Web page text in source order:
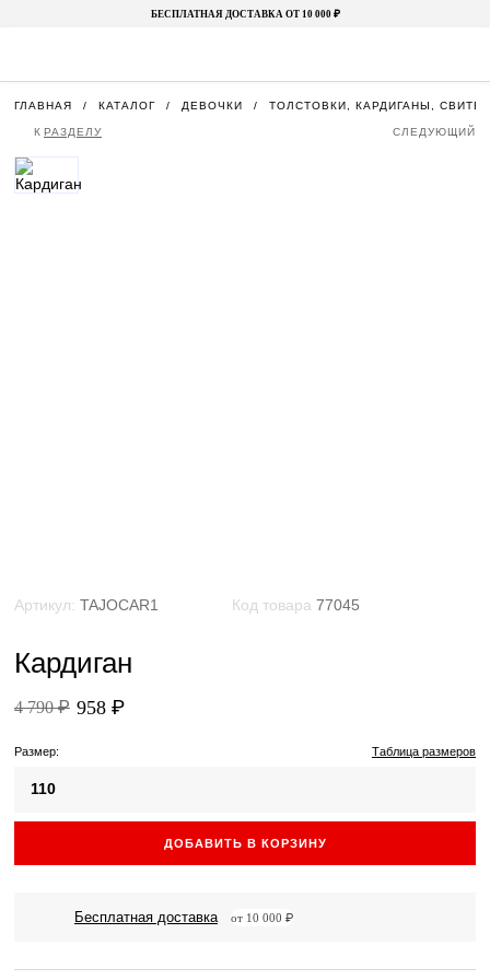
БЕСПЛАТНАЯ ДОСТАВКА ОТ 10 000 ₽
ГЛАВНАЯ КАТАЛОГ ДЕВОЧКИ ТОЛСТОВКИ, КАРДИГАНЫ,
К РАЗДЕЛУ СЛЕДУЮЩИЙ
Артикул: TAJOCAR1 Код товара 77045
Кардиган
4 790 ₽ 958 ₽
Размер: Таблица размеров
110
ДОБАВИТЬ В КОРЗИНУ
Бесплатная доставка от 10 000 ₽